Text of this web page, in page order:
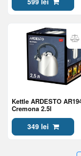
Kettle ARDESTO
Cremona 2.5l
349 lei